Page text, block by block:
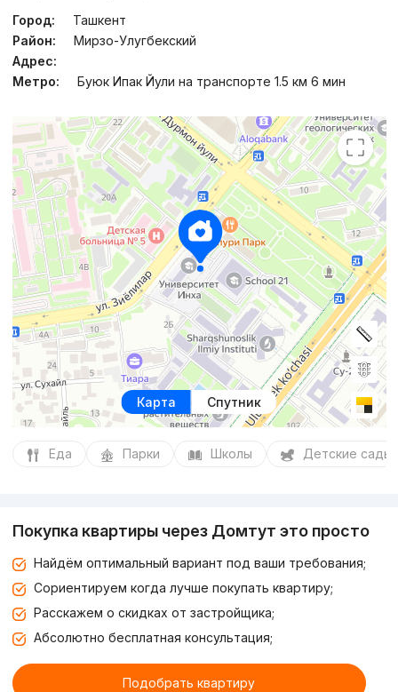
Город:
Ташкент
Район:
Мирзо-Улугбекский
Адрес:
Метро:
Буюк Ипак Йули на транспорте 1.5 км 6 мин
Карта Спутник
Еда Парки Школы Детские сады
Покупка квартиры через Домтут это просто
Найдём оптимальный вариант под ваши требования;
Сориентируем когда лучше покупать квартиру;
Расскажем о скидках от застройщика;
Абсолютно бесплатная консультация;
Подобрать квартиру